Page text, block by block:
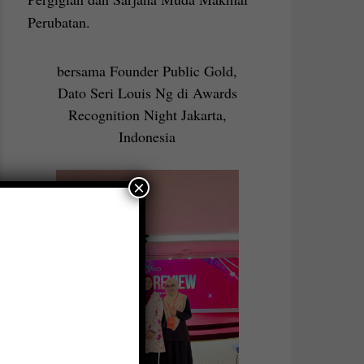
Perubatan.
bersama Founder Public Gold,
Dato Seri Louis Ng di Awards
Recognition Night Jakarta,
Indonesia
×